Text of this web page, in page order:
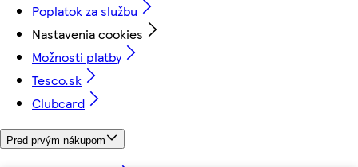
Poplatok za službu
Nastavenia cookies
Možnosti platby
Tesco.sk
Clubcard
Pred prvým nákupom